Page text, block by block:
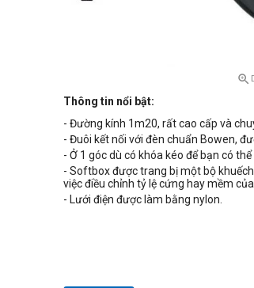

Thông tin nổi bật:
- Đường kính 1m20, rất cao cấp và
- Đuôi kết nối với đèn chuẩn Bowen,
- Ở 1 góc dù có khóa kéo để bạn có
- Softbox được trang bị một bộ
việc điều chỉnh tỷ lệ cứng hay mềm
- Lưới điện được làm bằng nylon.